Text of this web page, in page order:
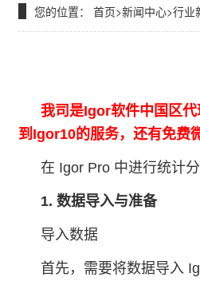
您的位置： 首页>新闻中心>行业
我司是Igor软件中国区
到Igor10的服务，还有免费
在 Igor Pro 中进行统计
1. 数据导入与准备
导入数据
首先，需要将数据导入